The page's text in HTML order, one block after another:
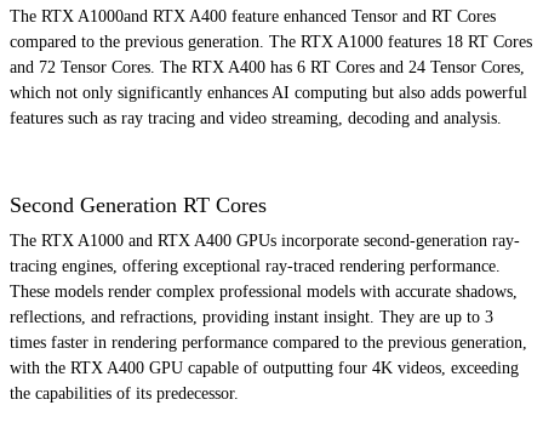
The RTX A1000and RTX A400 feature enhanced Tensor and RT Cores
compared to the previous generation. The RTX A1000 features 18 RT Cores
and 72 Tensor Cores. The RTX A400 has 6 RT Cores and 24 Tensor Cores,
which not only significantly enhances AI computing but also adds powerful
features such as ray tracing and video streaming, decoding and analysis.
Second Generation RT Cores
The RTX A1000 and RTX A400 GPUs incorporate second-generation ray-
tracing engines, offering exceptional ray-traced rendering performance.
These models render complex professional models with accurate shadows,
reflections, and refractions, providing instant insight. They are up to 3
times faster in rendering performance compared to the previous generation,
with the RTX A400 GPU capable of outputting four 4K videos, exceeding
the capabilities of its predecessor.